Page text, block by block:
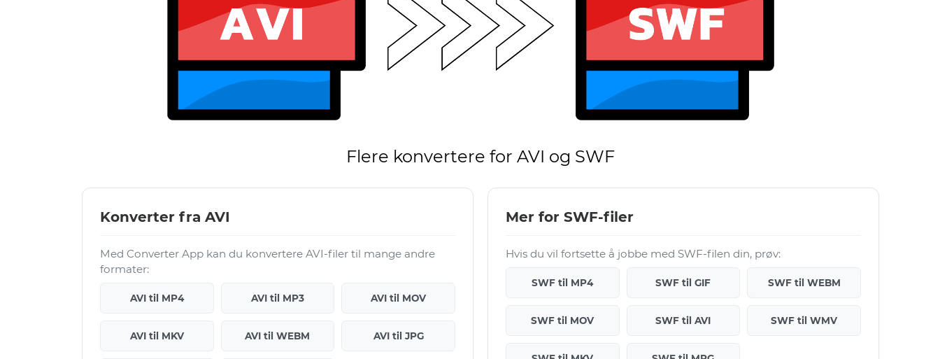
Flere konvertere for AVI og SWF
Konverter fra AVI
Med Converter App kan du konvertere AVI-filer til mange andre
formater:
AVI til MP4 AVI til MP3 AVI til MOV
AVI til MKV AVI til WEBM AVI til JPG
Mer for SWF-filer
Hvis du vil fortsette å jobbe med SWF-filen din, prøv:
SWF til MP4 SWF til GIF SWF til WEBM
SWF til MOV SWF til AVI SWF til WMV